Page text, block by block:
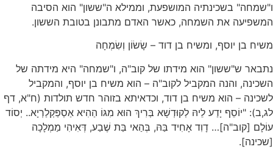
ו"שמחה" בשכינתיה המושפעת, וממילא ה"ששון" הוא הסיבה
המשפיעה את השמחה, כאשר האדם מתבונן בטובת הששון.
משיח בן יוסף, ומשיח בן דוד – שָׂשׂוֹן וְשִׂמְחָה
נתבאר ש"ששון" הוא מידתו של קוב"ה, ו"שמחה" היא מידתה של
השכינה, והנה המקביל לקוב"ה – הוא משיח בן יוסף, והמקביל
לשכינה – הוא משיח בן דוד, וכדאיתא בזוהר חדש תולדות (ח"א, דף
לג,ב): "יוֹסֵף יָדַע לֵיהּ לְקוּדְשָׁא בְּרִיךְ הוּא מִגּוֹ הַהִיא אַסְפַּקְלַרְיָא.. יְסוֹד
עוֹלָם [קוב"ה]… דָוִד אָחִיד בַּהּ, בְּהַאי בַּת שֶׁבַע, דְּאִיהִי מַמְלָכָה
[שכינה].